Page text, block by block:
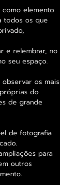
elemento
todos os que
e relembrar, no
seu espaço.
os mais
do
de grande
de fotografia
para
outros